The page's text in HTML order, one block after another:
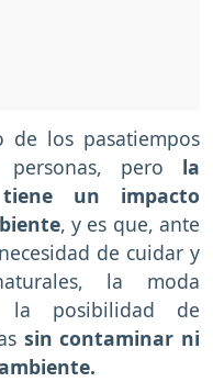
de los pasatiempos
pero la
un impacto
, y es que, ante
de cuidar y
la moda
la posibilidad de
sin contaminar ni